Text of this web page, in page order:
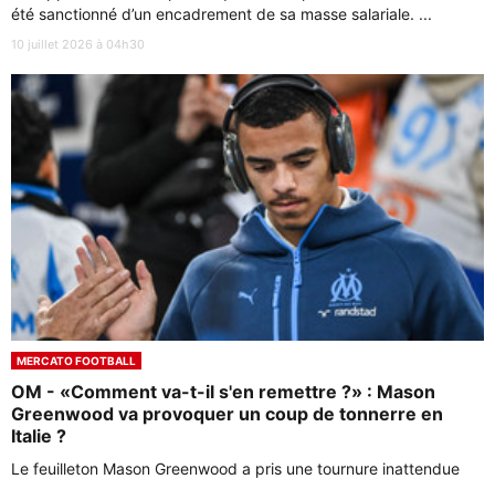
été sanctionné d’un encadrement de sa masse salariale. ...
10 juillet 2026 à 04h30
MERCATO FOOTBALL
OM - «Comment va-t-il s'en remettre ?» : Mason
Greenwood va provoquer un coup de tonnerre en
Italie ?
Le feuilleton Mason Greenwood a pris une tournure inattendue